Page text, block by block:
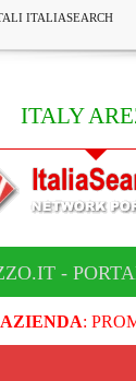
ITALIASEARCH
ITALY
-
: